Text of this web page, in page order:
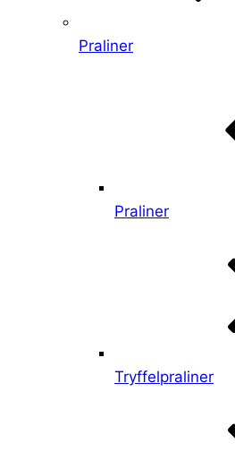
Praliner
Praliner
Tryffelpraliner